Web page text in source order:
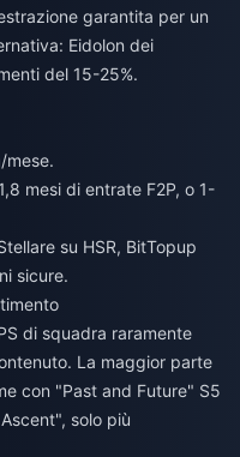
garantita per un
Eidolon dei
del 15-25%.
mese.
mesi di entrate F2P, o 1-
su HSR, BitTopup
sicure.
di squadra raramente
La maggior parte
con "Past and Future" S5
solo più